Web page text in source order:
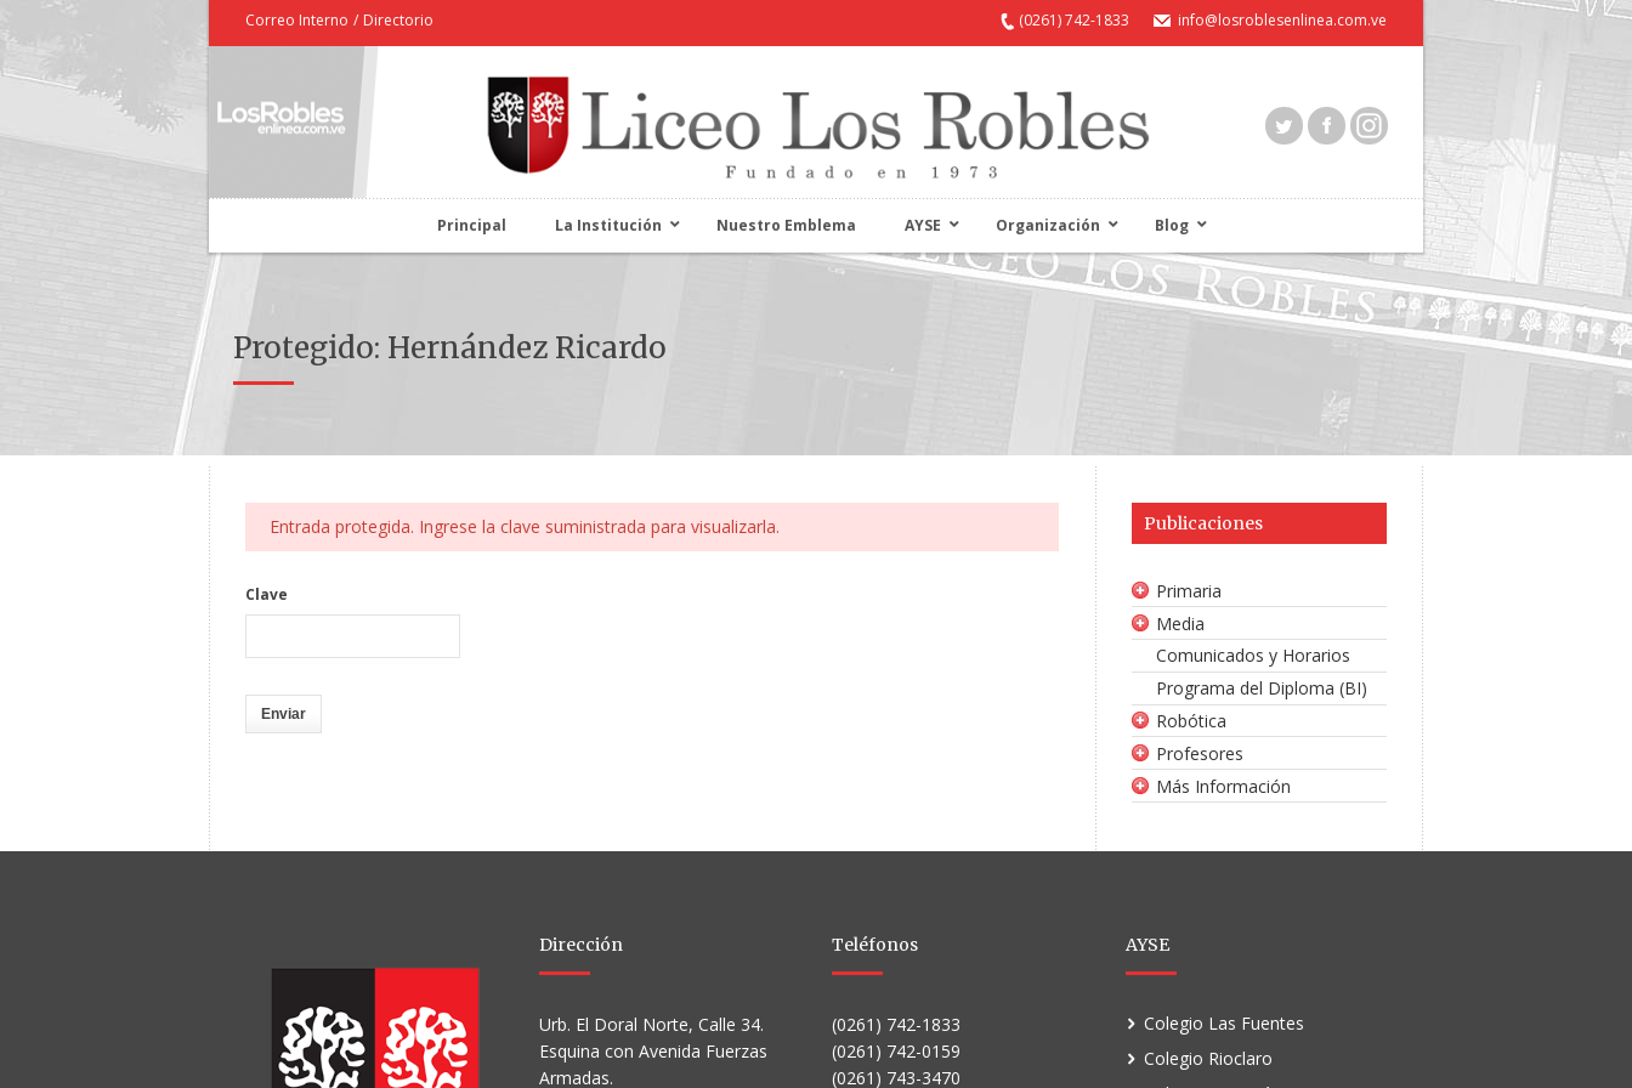
Correo Interno / Directorio (0261) 742-1833 info@losroblesenlinea.com.ve
Principal La Institución Nuestro Emblema AYSE Organización Blog
Protegido: Hernández Ricardo
Entrada protegida. Ingrese la clave suministrada para visualizarla.
Clave
Publicaciones
Primaria
Media
Comunicados y Horarios
Programa del Diploma (BI)
Robótica
Profesores
Más Información
Dirección
Urb. El Doral Norte, Calle 34.
Esquina con Avenida Fuerzas
Armadas.
Teléfonos
(0261) 742-1833
(0261) 742-0159
(0261) 743-3470
AYSE
Colegio Las Fuentes
Colegio Rioclaro